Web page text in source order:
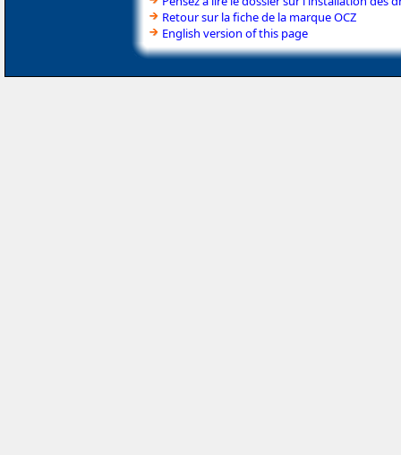
Retour sur la fiche de la marque OCZ
English version of this page